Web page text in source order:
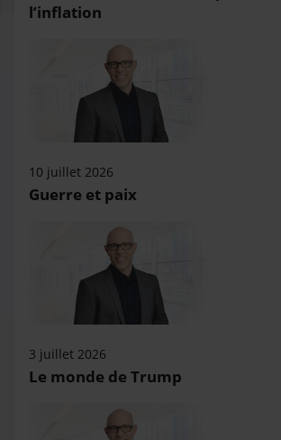
l’inflation
10 juillet 2026
Guerre et paix
3 juillet 2026
Le monde de Trump